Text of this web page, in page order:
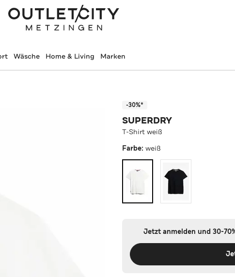
Wäsche Home & Living Marken
-30%*
SUPERDRY
T-Shirt weiß
Farbe:weiß
Jetzt anmelden und 30-